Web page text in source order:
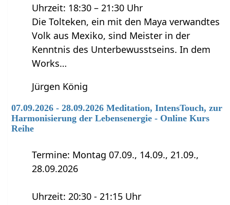
Uhrzeit: 18:30 – 21:30 Uhr
Die Tolteken, ein mit den Maya verwandtes
Volk aus Mexiko, sind Meister in der
Kenntnis des Unterbewusstseins. In dem
Works…
Jürgen König
07.09.2026 - 28.09.2026 Meditation, IntensTouch, zur
Harmonisierung der Lebensenergie - Online Kurs
Reihe
Termine: Montag 07.09., 14.09., 21.09.,
28.09.2026
Uhrzeit: 20:30 - 21:15 Uhr